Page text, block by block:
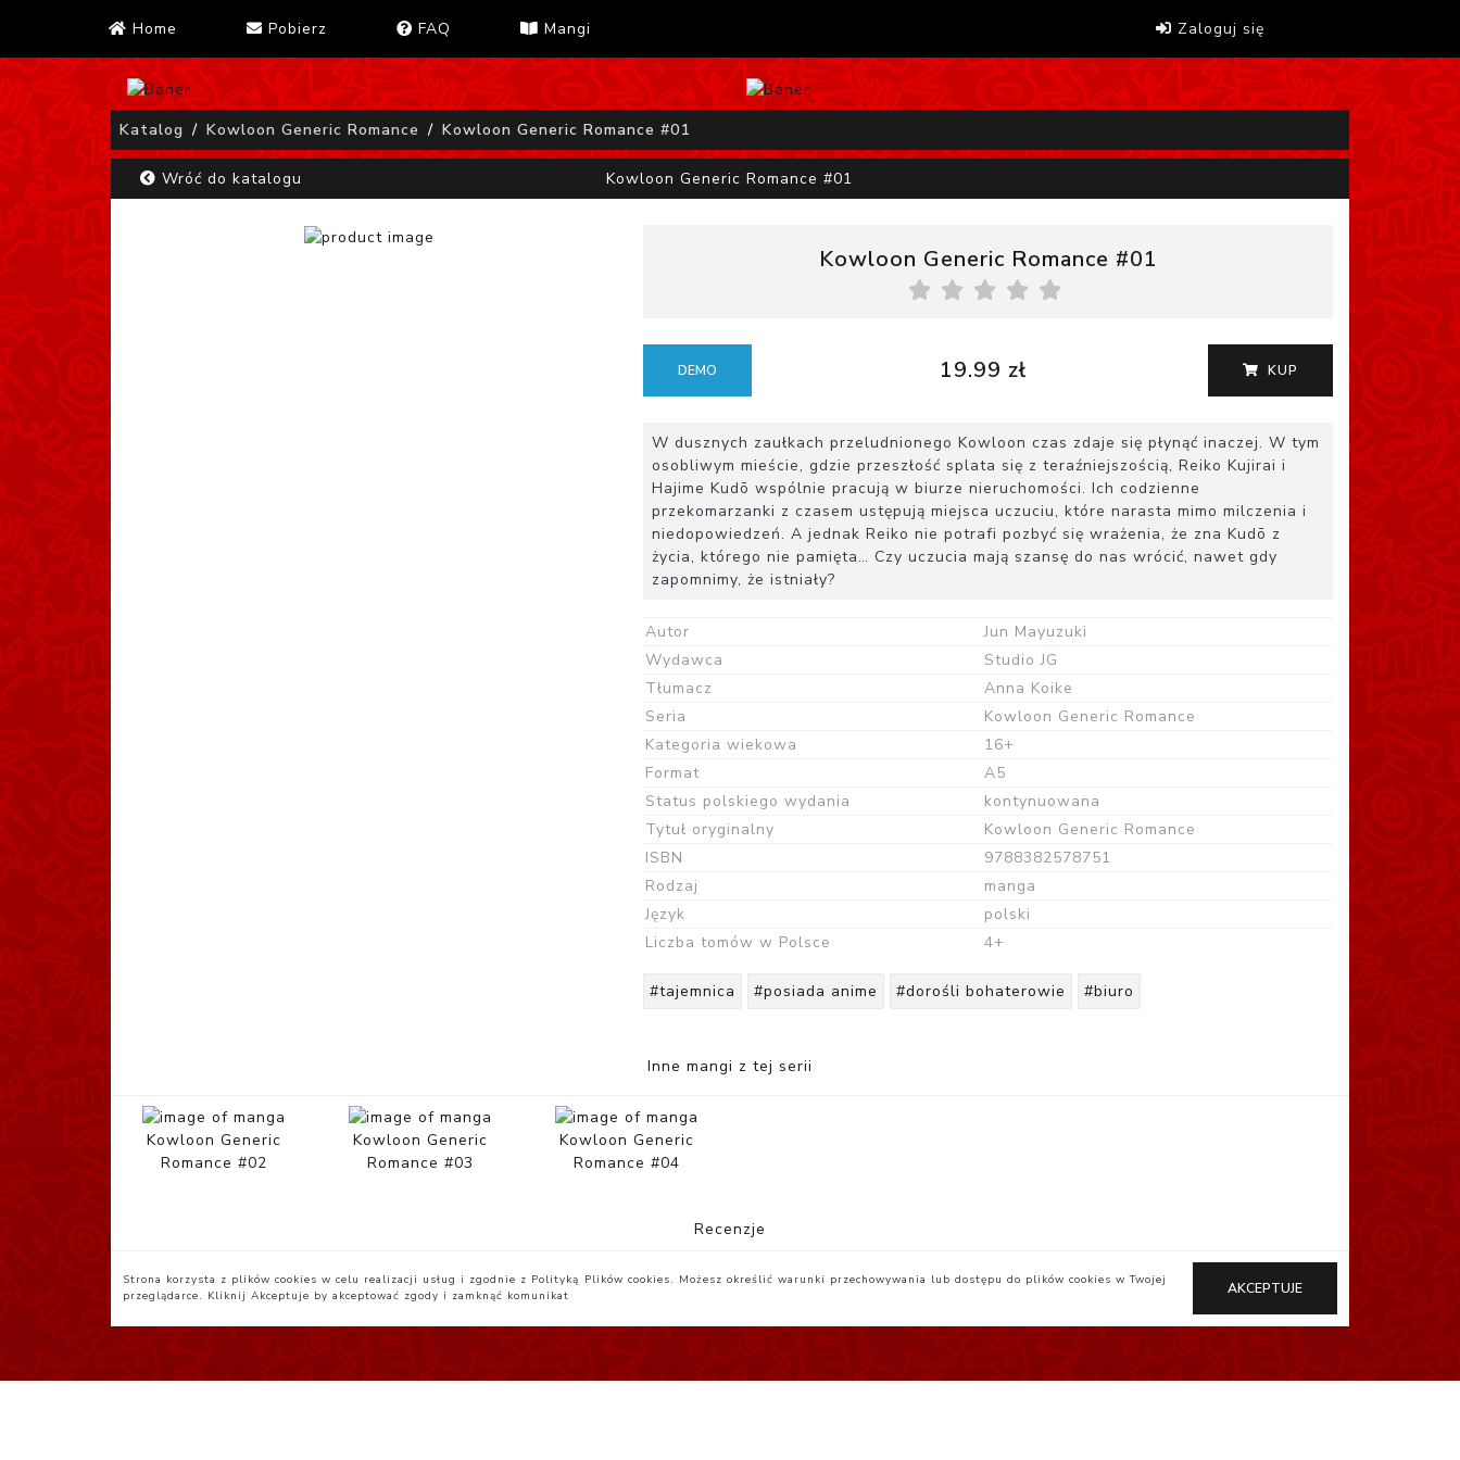
Home Pobierz FAQ Mangi Zaloguj się
Katalog Kowloon Generic Romance Kowloon Generic Romance #01
Wróć do katalogu Kowloon Generic Romance #01
Kowloon Generic Romance #01
DEMO 19.99 zł KUP
W dusznych zaułkach przeludnionego Kowloon czas zdaje się płynąć inaczej. W tym
osobliwym mieście, gdzie przeszłość splata się z teraźniejszością, Reiko Kujirai i
Hajime Kudō wspólnie pracują w biurze nieruchomości. Ich codzienne
przekomarzanki z czasem ustępują miejsca uczuciu, które narasta mimo milczenia i
niedopowiedzeń. A jednak Reiko nie potrafi pozbyć się wrażenia, że zna Kudō z
życia, którego nie pamięta… Czy uczucia mają szansę do nas wrócić, nawet gdy
zapomnimy, że istniały?
Autor
Jun Mayuzuki
Wydawca
Studio JG
Tłumacz
Anna Koike
Seria
Kowloon Generic Romance
Kategoria wiekowa
16+
Format
A5
Status polskiego wydania
kontynuowana
Tytuł oryginalny
Kowloon Generic Romance
ISBN
9788382578751
Rodzaj
manga
Język
polski
Liczba tomów w Polsce
4+
#tajemnica #posiada anime #dorośli bohaterowie #biuro
Inne mangi z tej serii
Kowloon Generic
Romance #02
Kowloon Generic
Romance #03
Kowloon Generic
Romance #04
Recenzje
Strona korzysta z plików cookies w celu realizacji usług i zgodnie z Polityką Plików cookies. Możesz określić warunki przechowywania lub dostępu do plików cookies w Twojej
przeglądarce. Kliknij Akceptuje by akceptować zgody i zamknąć komunikat AKCEPTUJE